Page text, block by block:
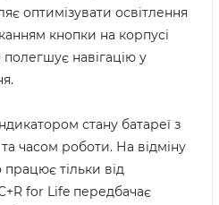
оптимізувати освітлення
кнопки на корпусі
навігацію у
стану батареї з
часом роботи. На відміну
тільки від
for Life передбачає